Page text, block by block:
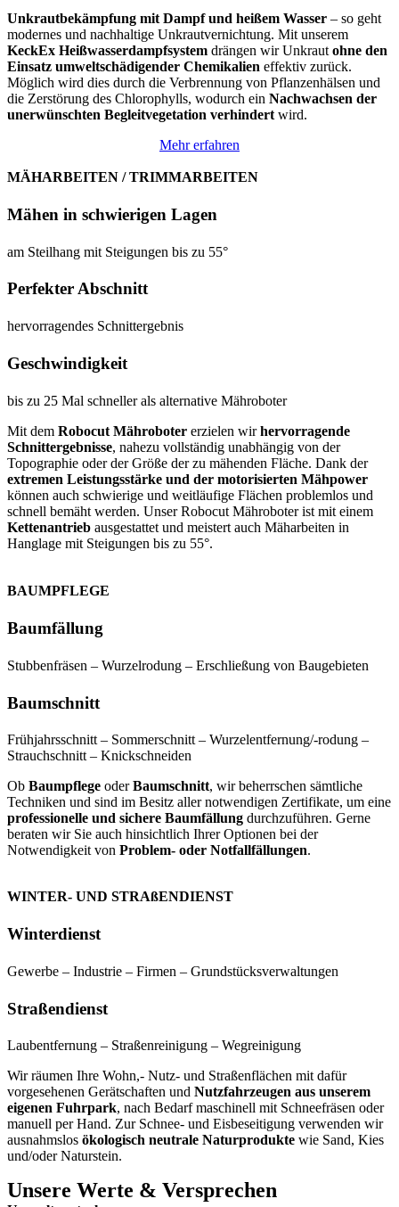
Unkrautbekämpfung mit Dampf und heißem Wasser – so geht
modernes und nachhaltige Unkrautvernichtung. Mit unserem
KeckEx Heißwasserdampfsystem drängen wir Unkraut ohne den
Einsatz umweltschädigender Chemikalien effektiv zurück.
Möglich wird dies durch die Verbrennung von Pflanzenhälsen und
die Zerstörung des Chlorophylls, wodurch ein Nachwachsen der
unerwünschten Begleitvegetation verhindert wird.
Mehr erfahren
MÄHARBEITEN / TRIMMARBEITEN
Mähen in schwierigen Lagen
am Steilhang mit Steigungen bis zu 55°
Perfekter Abschnitt
hervorragendes Schnittergebnis
Geschwindigkeit
bis zu 25 Mal schneller als alternative Mähroboter
Mit dem Robocut Mähroboter erzielen wirhervorragende
Schnittergebnisse, nahezu vollständig unabhängig von der
Topographie oder der Größe der zu mähenden Fläche. Dank der
extremen Leistungsstärke und der motorisierten Mähpower
können auch schwierige und weitläufige Flächen problemlos und
schnell bemäht werden. Unser Robocut Mähroboter ist mit einem
Kettenantrieb ausgestattet und meistert auch Mäharbeiten in
Hanglage mit Steigungen bis zu 55°.
BAUMPFLEGE
Baumfällung
Stubbenfräsen – Wurzelrodung – Erschließung von Baugebieten
Baumschnitt
Frühjahrsschnitt – Sommerschnitt – Wurzelentfernung/-rodung –
Strauchschnitt – Knickschneiden
Ob Baumpflege oderBaumschnitt, wir beherrschen sämtliche
Techniken und sind im Besitz aller notwendigen Zertifikate, um eine
professionelle und sichere Baumfällung durchzuführen. Gerne
beraten wir Sie auch hinsichtlich Ihrer Optionen bei der
Notwendigkeit von Problem- oder Notfallfällungen.
WINTER- UND STRAßENDIENST
Winterdienst
Gewerbe – Industrie – Firmen – Grundstücksverwaltungen
Straßendienst
Laubentfernung – Straßenreinigung – Wegreinigung
Wir räumen Ihre Wohn,- Nutz- und Straßenflächen mit dafür
vorgesehenen Gerätschaften und Nutzfahrzeugen aus unserem
eigenen Fuhrpark, nach Bedarf maschinell mit Schneefräsen oder
manuell per Hand. Zur Schnee- und Eisbeseitigung verwenden wir
ausnahmslos ökologisch neutrale Naturprodukte wie Sand, Kies
und/oder Naturstein.
Unsere Werte & Versprechen